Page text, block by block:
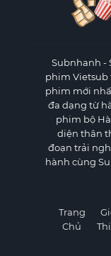
Subnhanh -
phim Vietsub
phim mới
đa dạng từ
phim bộ
diện thân
đoạn trải
hành cùng
Trang
Chủ